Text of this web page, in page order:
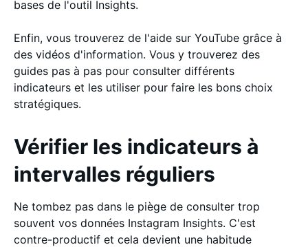
bases de l'outil Insights.
Enfin, vous trouverez de l'aide sur YouTube grâce à
des vidéos d'information. Vous y trouverez des
guides pas à pas pour consulter différents
indicateurs et les utiliser pour faire les bons choix
stratégiques.
Vérifier les indicateurs à
intervalles réguliers
Ne tombez pas dans le piège de consulter trop
souvent vos données Instagram Insights. C'est
contre-productif et cela devient une habitude